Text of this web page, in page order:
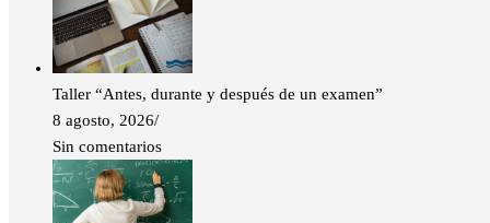
Taller “Antes, durante y después de un examen”
8 agosto, 2026/
Sin comentarios